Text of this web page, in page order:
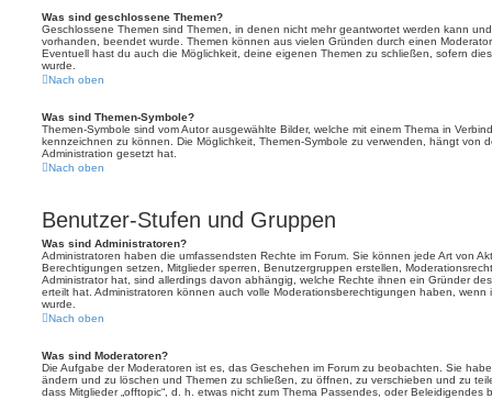
Was sind geschlossene Themen?
Geschlossene Themen sind Themen, in denen nicht mehr geantwortet werden kann
vorhanden, beendet wurde. Themen können aus vielen Gründen durch einen
Eventuell hast du auch die Möglichkeit, deine eigenen Themen zu schließen, sofern
wurde.
Nach oben
Was sind Themen-Symbole?
Themen-Symbole sind vom Autor ausgewählte Bilder, welche mit einem Thema in
kennzeichnen zu können. Die Möglichkeit, Themen-Symbole zu verwenden, hängt von
Administration gesetzt hat.
Nach oben
Benutzer-Stufen und Gruppen
Was sind Administratoren?
Administratoren haben die umfassendsten Rechte im Forum. Sie können jede Art von
Berechtigungen setzen, Mitglieder sperren, Benutzergruppen erstellen,
Administrator hat, sind allerdings davon abhängig, welche Rechte ihnen ein Gründer
erteilt hat. Administratoren können auch volle Moderationsberechtigungen haben,
wurde.
Nach oben
Was sind Moderatoren?
Die Aufgabe der Moderatoren ist es, das Geschehen im Forum zu beobachten. Sie
ändern und zu löschen und Themen zu schließen, zu öffnen, zu verschieben und zu
dass Mitglieder „offtopic“, d. h. etwas nicht zum Thema Passendes, oder Beleidigendes